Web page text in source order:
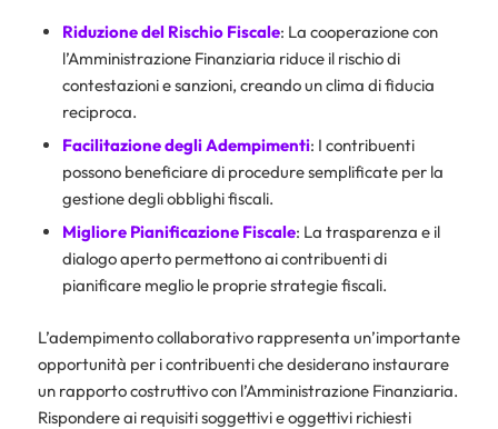
Riduzione del Rischio Fiscale: La cooperazione con
l’Amministrazione Finanziaria riduce il rischio di
contestazioni e sanzioni, creando un clima di fiducia
reciproca.
Facilitazione degli Adempimenti: I contribuenti
possono beneficiare di procedure semplificate per la
gestione degli obblighi fiscali.
Migliore Pianificazione Fiscale: La trasparenza e il
dialogo aperto permettono ai contribuenti di
pianificare meglio le proprie strategie fiscali.
L’adempimento collaborativo rappresenta un’importante
opportunità per i contribuenti che desiderano instaurare
un rapporto costruttivo con l’Amministrazione Finanziaria.
Rispondere ai requisiti soggettivi e oggettivi richiesti